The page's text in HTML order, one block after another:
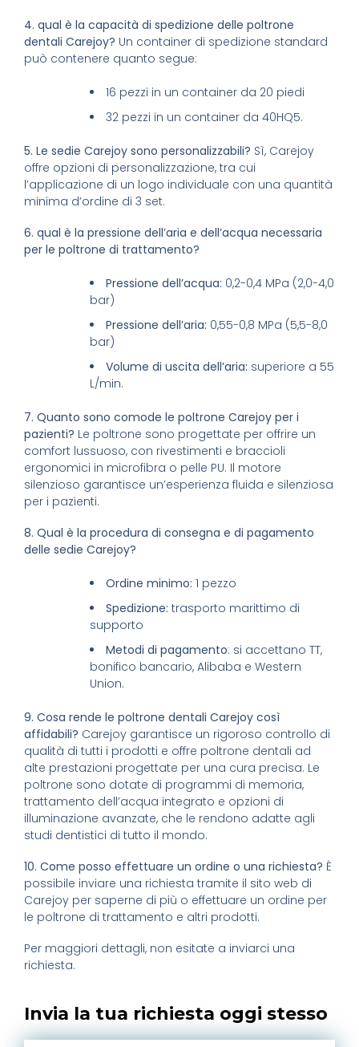
4. qual è la capacità di spedizione delle poltrone
dentali Carejoy? Un container di spedizione standard
può contenere quanto segue:
16 pezzi in un container da 20 piedi
32 pezzi in un container da 40HQ5.
5. Le sedie Carejoy sono personalizzabili? Sì, Carejoy
offre opzioni di personalizzazione, tra cui
l’applicazione di un logo individuale con una quantità
minima d’ordine di 3 set.
6. qual è la pressione dell’aria e dell’acqua necessaria
per le poltrone di trattamento?
Pressione dell’acqua: 0,2-0,4 MPa (2,0-4,0
bar)
Pressione dell’aria: 0,55-0,8 MPa (5,5-8,0
bar)
Volume di uscita dell’aria: superiore a 55
L/min.
7. Quanto sono comode le poltrone Carejoy per i
pazienti? Le poltrone sono progettate per offrire un
comfort lussuoso, con rivestimenti e braccioli
ergonomici in microfibra o pelle PU. Il motore
silenzioso garantisce un’esperienza fluida e silenziosa
per i pazienti.
8. Qual è la procedura di consegna e di pagamento
delle sedie Carejoy?
Ordine minimo: 1 pezzo
Spedizione: trasporto marittimo di
supporto
Metodi di pagamento: si accettano TT,
bonifico bancario, Alibaba e Western
Union.
9. Cosa rende le poltrone dentali Carejoy così
affidabili? Carejoy garantisce un rigoroso controllo di
qualità di tutti i prodotti e offre poltrone dentali ad
alte prestazioni progettate per una cura precisa. Le
poltrone sono dotate di programmi di memoria,
trattamento dell’acqua integrato e opzioni di
illuminazione avanzate, che le rendono adatte agli
studi dentistici di tutto il mondo.
10. Come posso effettuare un ordine o una richiesta? È
possibile inviare una richiesta tramite il sito web di
Carejoy per saperne di più o effettuare un ordine per
le poltrone di trattamento e altri prodotti.
Per maggiori dettagli, non esitate a inviarci una
richiesta.
Invia la tua richiesta oggi stesso